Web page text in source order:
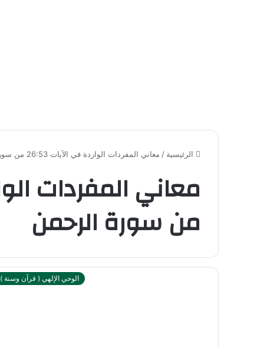
الرئيسية / معاني المفردات الواردة في الآيات 26:53 من سورة الرحمن
من سورة الرحمن
الوحي الإلهي ( قرآن وسنة )